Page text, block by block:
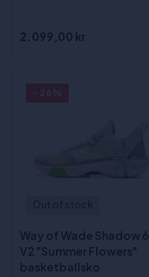
2.099,00 kr
Way of Wade Shadow 6
V2 "Summer Flowers"
basketballsko